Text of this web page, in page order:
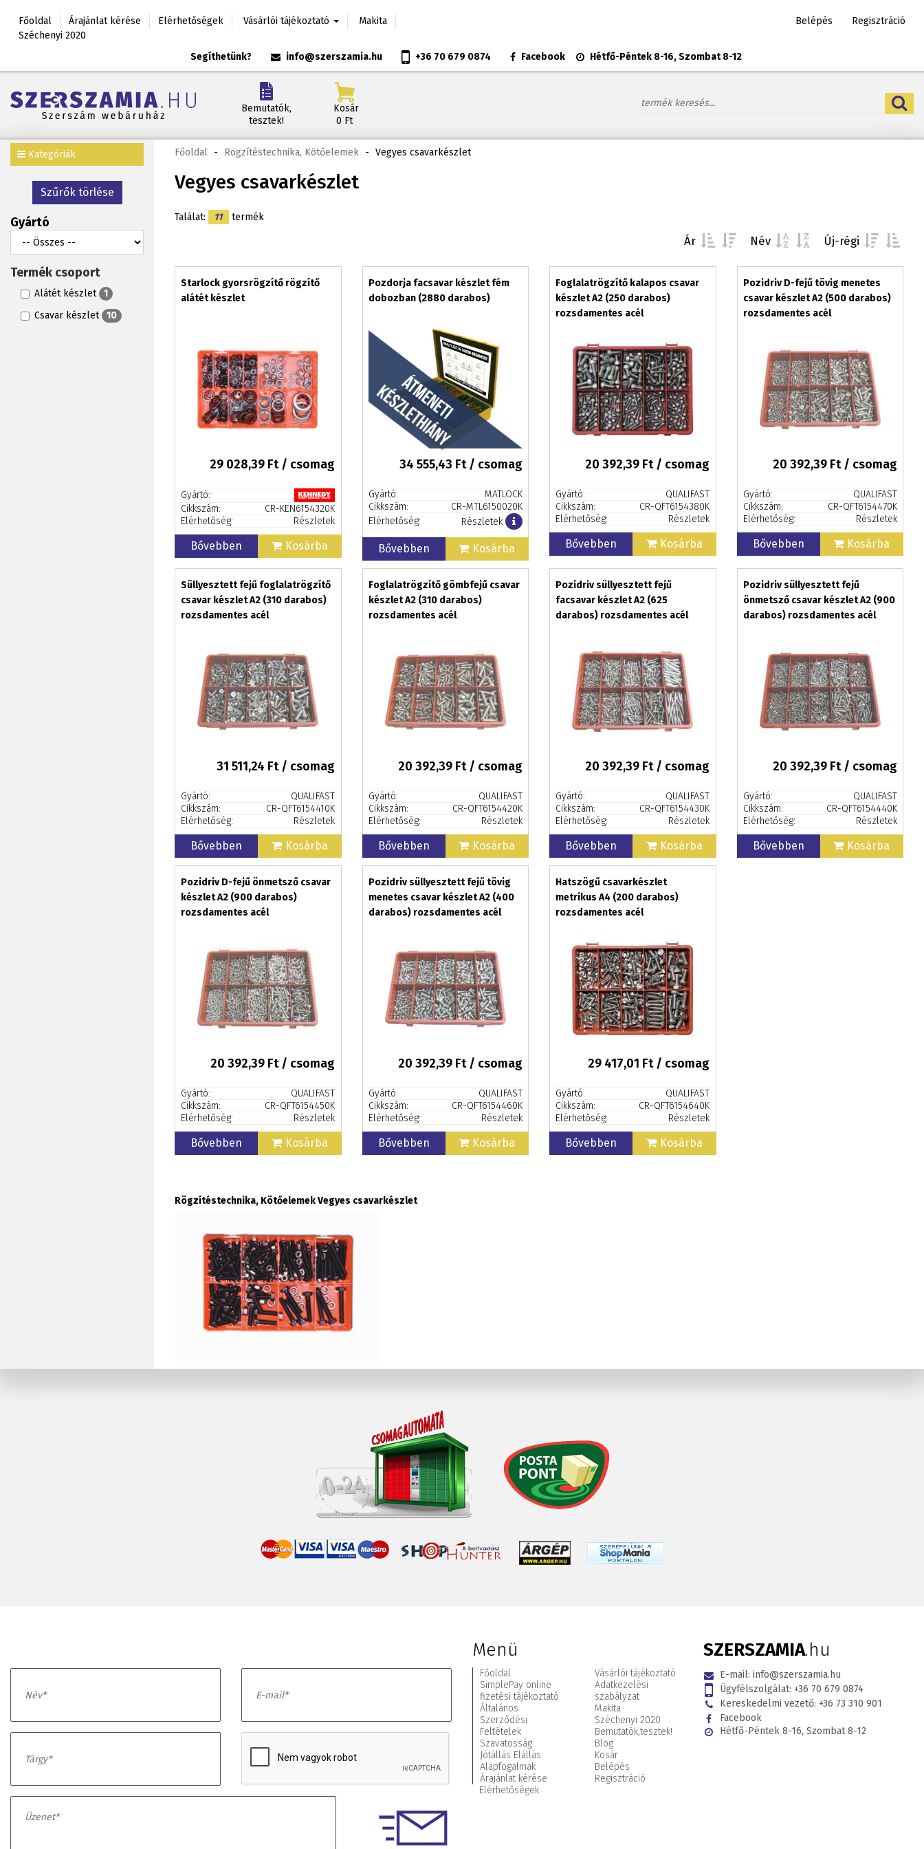
Főoldal Árajánlat kérése Elérhetőségek Vásárlói tájékoztató
Makita
Széchenyi 2020
Belépés Regisztráció
Segíthetünk? info@szerszamia.hu +36 70 679 0874 Facebook Hétfő-Péntek 8-16, Szombat 8-12
Bemutatók,
tesztek!
Kosár
0 Ft
Kategóriák
Szűrők törlése
Gyártó
Termék csoport
Alátét készlet 1
Csavar készlet 10
Főoldal - Rögzítéstechnika, Kötőelemek - Vegyes csavarkészlet
Vegyes csavarkészlet
Találat: 11 termék
Ár Név Új-régi
Starlock gyorsrögzítő rögzítő
alátét készlet
29 028,39 Ft / csomag
Gyártó:
Cikkszám:
CR-KEN6154320K
Elérhetőség:
Részletek
Bővebben Kosárba
Pozdorja facsavar készlet fém
dobozban (2880 darabos)
34 555,43 Ft / csomag
Gyártó:
MATLOCK
Cikkszám:
CR-MTL6150020K
Elérhetőség:
Részletek
Bővebben Kosárba
Foglalatrögzítő kalapos csavar
készlet A2 (250 darabos)
rozsdamentes acél
20 392,39 Ft / csomag
Gyártó:
QUALIFAST
Cikkszám:
CR-QFT6154380K
Elérhetőség:
Részletek
Bővebben Kosárba
Pozidriv D-fejű tövig menetes
csavar készlet A2 (500 darabos)
rozsdamentes acél
20 392,39Ft / csomag
Gyártó:
QUALIFAST
Cikkszám:
CR-QFT6154470K
Elérhetőség:
Részletek
Bővebben Kosárba
Süllyesztett fejű foglalatrögzítő
csavar készlet A2 (310 darabos)
rozsdamentes acél
31 511,24 Ft / csomag
Gyártó:
QUALIFAST
Cikkszám:
CR-QFT6154410K
Elérhetőség:
Részletek
Bővebben Kosárba
Foglalatrögzítő gömbfejű csavar
készlet A2 (310 darabos)
rozsdamentes acél
20 392,39Ft / csomag
Gyártó:
QUALIFAST
Cikkszám:
CR-QFT6154420K
Elérhetőség:
Részletek
Bővebben Kosárba
Pozidriv süllyesztett fejű
facsavar készlet A2 (625
darabos) rozsdamentes acél
20 392,39 Ft / csomag
Gyártó:
QUALIFAST
Cikkszám:
CR-QFT6154430K
Elérhetőség:
Részletek
Bővebben Kosárba
Pozidriv süllyesztett fejű
önmetsző csavar készlet A2 (900
darabos) rozsdamentes acél
20 392,39Ft / csomag
Gyártó:
QUALIFAST
Cikkszám:
CR-QFT6154440K
Elérhetőség:
Részletek
Bővebben Kosárba
Pozidriv D-fejű önmetsző csavar
készlet A2 (900 darabos)
rozsdamentes acél
20 392,39 Ft / csomag
Gyártó:
QUALIFAST
Cikkszám:
CR-QFT6154450K
Elérhetőség:
Részletek
Bővebben Kosárba
Pozidriv süllyesztett fejű tövig
menetes csavar készlet A2 (400
darabos) rozsdamentes acél
20 392,39Ft / csomag
Gyártó:
QUALIFAST
Cikkszám:
CR-QFT6154460K
Elérhetőség:
Részletek
Bővebben Kosárba
Hatszögű csavarkészlet
metrikus A4 (200 darabos)
rozsdamentes acél
29 417,01 Ft / csomag
Gyártó:
QUALIFAST
Cikkszám:
CR-QFT6154640K
Elérhetőség:
Részletek
Bővebben Kosárba
Rögzítéstechnika, Kötőelemek Vegyes csavarkészlet
Menü
Főoldal
SimplePay online
fizetési tájékoztató
Általános
Szerződési
Feltételek
Szavatosság
Jótállás Elállás
Alapfogalmak
Árajánlat kérése
Elérhetőségek
Vásárlói tájékoztató
Adatkezelési
szabályzat
Makita
Széchenyi 2020
Bemutatók,tesztek!
Blog
Kosár
Belépés
Regisztráció
SZERSZAMIA.hu
E-mail: info@szerszamia.hu
Ügyfélszolgálat: +36 70 679 0874
Kereskedelmi vezető: +36 73 310 901
Facebook
Hétfő-Péntek 8-16, Szombat 8-12